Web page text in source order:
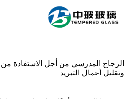
إلى
المحتوى
الزجاج المدرسي من أجل الاستفادة من
وتقليل أحمال التبريد